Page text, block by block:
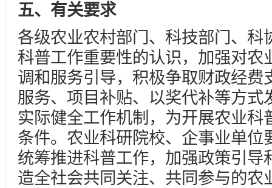
五、有关要求
各级农业农村部门、科技部门、科
科普工作重要性的认识，加强对农
调和服务引导，积极争取财政经费
服务、项目补贴、以奖代补等方式
实际健全工作机制，为开展农业科
条件。农业科研院校、企事业单位
统筹推进科普工作，加强政策引导
造全社会共同关注、共同参与的农